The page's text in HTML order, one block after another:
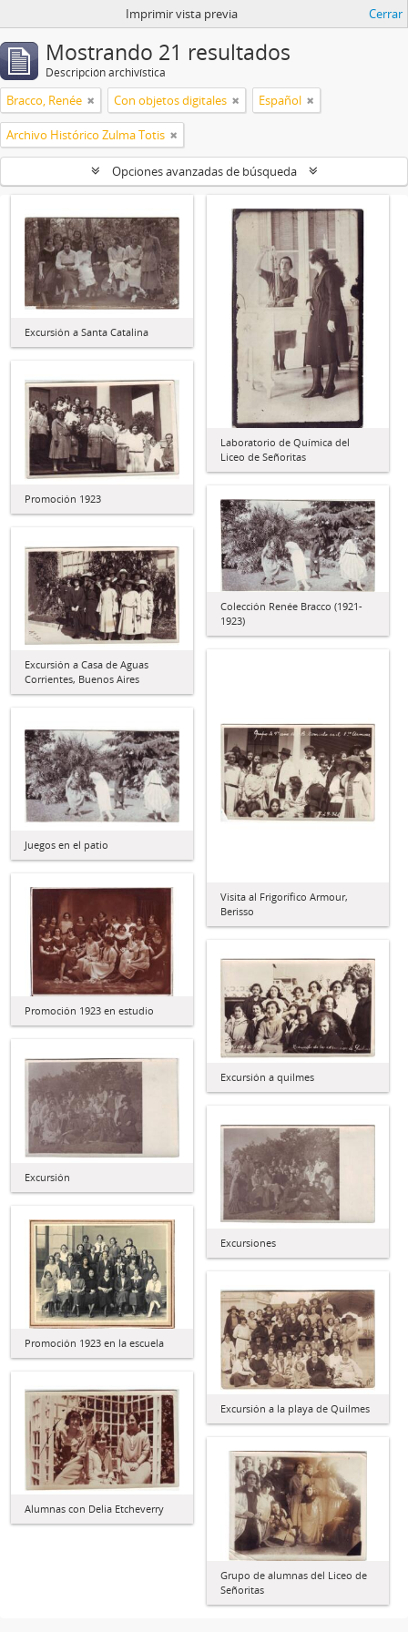
Imprimir vista previa Cerrar
Mostrando 21 resultados
Descripción archivística
Bracco, Renée Con objetos digitales Español
Archivo Histórico Zulma Totis
Opciones avanzadas de búsqueda
Excursión a Santa Catalina
Laboratorio de Química del
Liceo de Señoritas
Promoción 1923
Colección Renée Bracco (1921-
1923)
Excursión a Casa de Aguas
Corrientes, Buenos Aires
Visita al Frigorífico Armour,
Berisso
Juegos en el patio
Promoción 1923 en estudio
Excursión a quilmes
Excursión
Excursiones
Promoción 1923 en la escuela
Excursión a la playa de Quilmes
Alumnas con Delia Etcheverry
Grupo de alumnas del Liceo de
Señoritas